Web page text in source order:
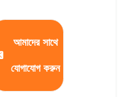
আমাদের সাথে
যোগাযোগ করুন